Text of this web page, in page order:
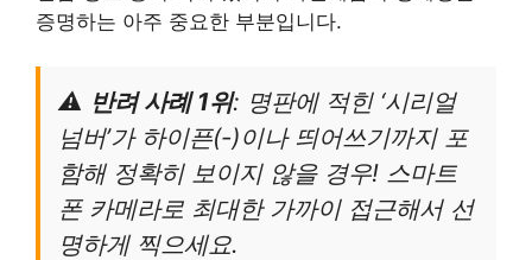
증명하는 아주 중요한 부분입니다.
⚠️ 반려 사례 1위: 명판에 적힌 ‘시리얼
넘버’가 하이픈(-)이나 띄어쓰기까지 포
함해 정확히 보이지 않을 경우! 스마트
폰 카메라로 최대한 가까이 접근해서 선
명하게 찍으세요.